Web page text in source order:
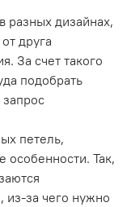
разных дизайнах,
друга
За счет такого
подобрать
петель,
особенности. Так,
из-за чего нужно